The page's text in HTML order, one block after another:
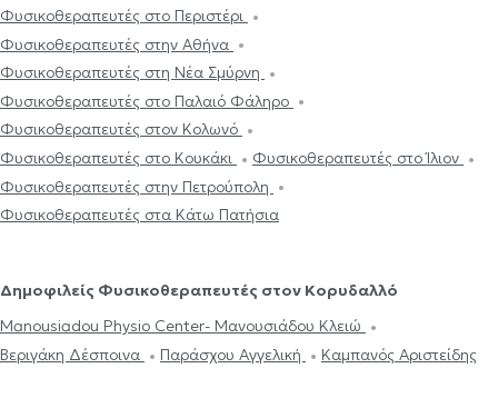
Φυσικοθεραπευτές στο Περιστέρι
Φυσικοθεραπευτές στην Αθήνα
Φυσικοθεραπευτές στη Νέα Σμύρνη
Φυσικοθεραπευτές στο Παλαιό Φάληρο
Φυσικοθεραπευτές στον Κολωνό
Φυσικοθεραπευτές στο Κουκάκι
Φυσικοθεραπευτές στο Ίλιον
Φυσικοθεραπευτές στην Πετρούπολη
Φυσικοθεραπευτές στα Κάτω Πατήσια
Δημοφιλείς Φυσικοθεραπευτές στον Κορυδαλλό
Manousiadou Physio Center- Μανουσιάδου Κλειώ
Βεριγάκη Δέσποινα
Παράσχου Αγγελική Καμπανός Αριστείδης